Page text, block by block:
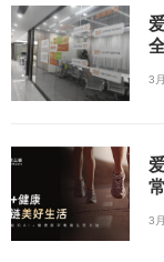
3
3